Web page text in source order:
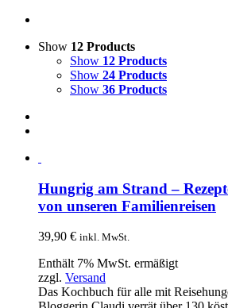
Show 12 Products
Show 12 Products
Show 24 Products
Show 36 Products
Hungrig am Strand –
von unseren Familienreisen
39,90 € inkl. MwSt.
Enthält 7% MwSt. ermäßigt
zzgl. Versand
Das Kochbuch für alle mit